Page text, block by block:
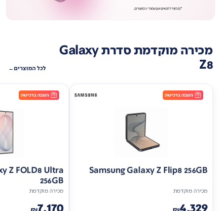
מכירה מוקדמת סדרת Galaxy
Z8 לכל המוצרים
Samsung Galaxy Z Flip8 256GB
מכירה מוקדמת
Z FOLD8 Ultra
256GB
מכירה מוקדמת